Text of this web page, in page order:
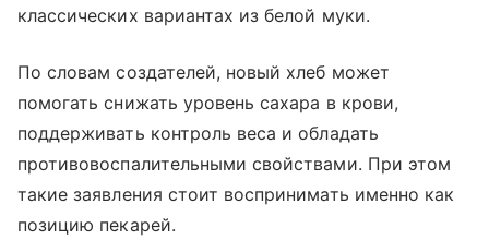
классических вариантах из белой муки.
По словам создателей, новый хлеб может
помогать снижать уровень сахара в крови,
поддерживать контроль веса и обладать
противовоспалительными свойствами. При этом
такие заявления стоит воспринимать именно как
позицию пекарей.